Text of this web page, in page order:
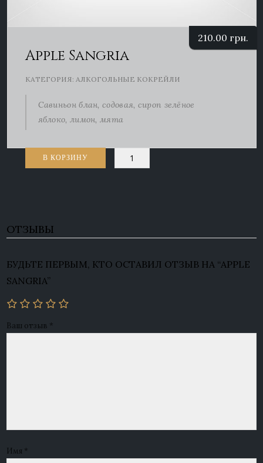
Apple Sangria
210.00 грн.
КАТЕГОРИЯ: АЛКОГОЛЬНЫЕ КОКРЕЙЛИ
Савиньон блан, содовая, сироп зелёное
яблоко, лимон, мята
Количество
товара
Apple
В КОРЗИНУ
ОТЗЫВЫ
БУДЬТЕ ПЕРВЫМ, КТО ОСТАВИЛ ОТЗЫВ НА “APPLE
SANGRIA”
Ваш отзыв *
Имя *